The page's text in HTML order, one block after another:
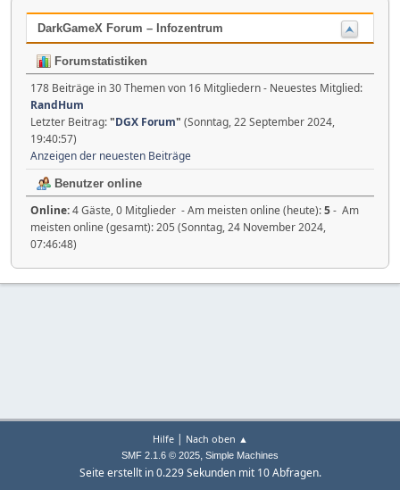
DarkGameX Forum – Infozentrum
Forumstatistiken
178 Beiträge in 30 Themen von 16 Mitgliedern - Neuestes Mitglied:
RandHum
Letzter Beitrag:"DGX Forum" (Sonntag, 22 September 2024,
19:40:57)
Anzeigen der neuesten Beiträge
Benutzer online
Online:4 Gäste, 0 Mitglieder - Am meisten online (heute):5- Am
meisten online (gesamt): 205 (Sonntag, 24 November 2024,
07:46:48)
Hilfe| Nach oben ▲
SMF 2.1.6 © 2025, Simple Machines
Seite erstellt in 0.229 Sekunden mit 10 Abfragen.